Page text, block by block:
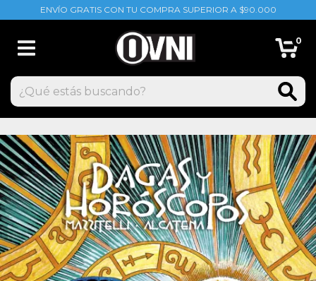
ENVÍO GRATIS CON TU COMPRA SUPERIOR A $90.000
0